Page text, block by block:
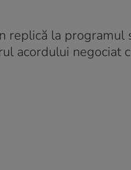
la programul
acordului negociat